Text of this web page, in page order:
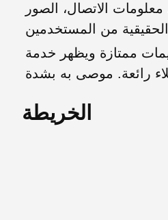
معلومات الاتصال، الصور
ممتازة ويظهر خدمة
الخريطة